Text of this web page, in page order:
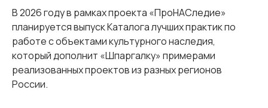
В 2026 году в рамках проекта «ПроНАСледие»
планируется выпуск Каталога лучших практик по
работе с объектами культурного наследия,
который дополнит «Шпаргалку» примерами
реализованных проектов из разных регионов
России.